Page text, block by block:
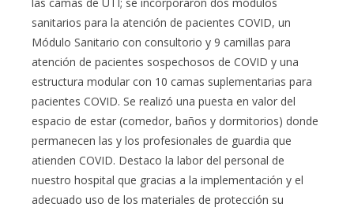
sanitarios para la atención de pacientes COVID, un
Módulo Sanitario con consultorio y 9 camillas para
atención de pacientes sospechosos de COVID y una
estructura modular con 10 camas suplementarias para
pacientes COVID. Se realizó una puesta en valor del
espacio de estar (comedor, baños y dormitorios) donde
permanecen las y los profesionales de guardia que
atienden COVID. Destaco la labor del personal de
nuestro hospital que gracias a la implementación y el
adecuado uso de los materiales de protección su